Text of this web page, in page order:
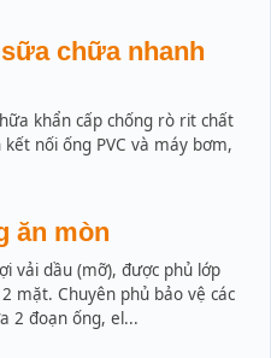
chữa nhanh
khẩn cấp chống rò rit chất
nối ống PVC và máy bơm,
ăn mòn
vải dầu (mỡ), được phủ lớp
mặt. Chuyên phủ bảo vệ các
2 đoạn ống, el...